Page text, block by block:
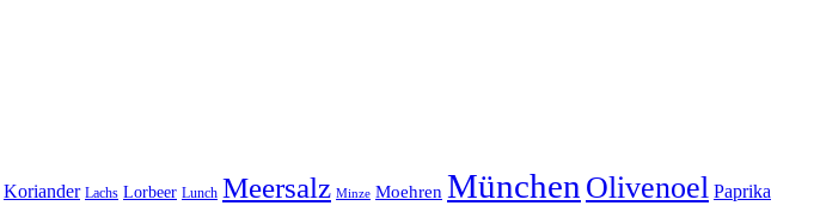
Koriander Lachs Lorbeer Lunch Meersalz Minze Moehren München Olivenoel Paprika